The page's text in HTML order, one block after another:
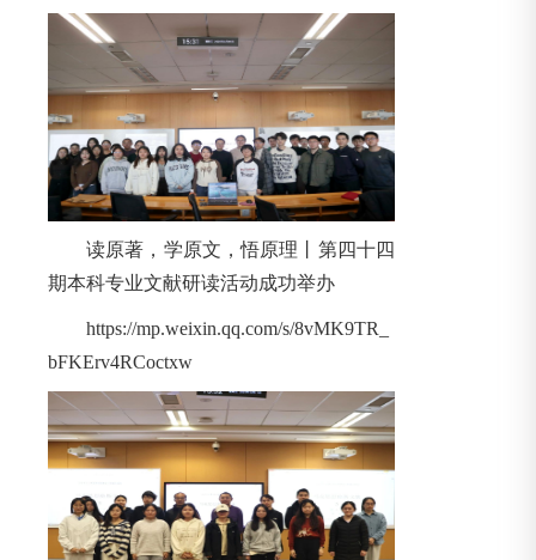
读原著，学原文，悟原理丨第四十四
期本科专业文献研读活动成功举办
https://mp.weixin.qq.com/s/8vMK9TR_
bFKErv4RCoctxw